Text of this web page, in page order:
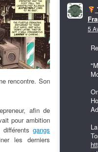
rencontre. Son
afin de
pour ambition
gangs
les derniers
5